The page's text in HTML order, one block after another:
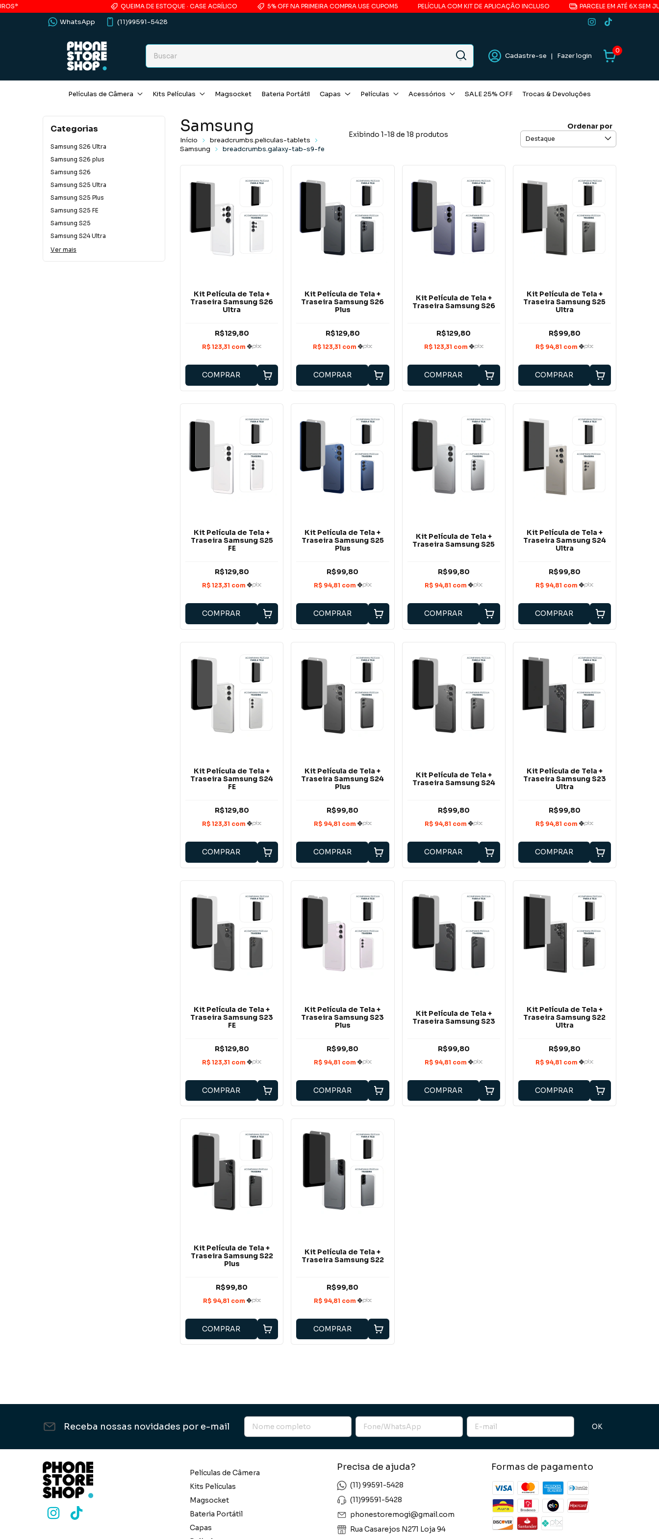
QUEIMA DE ESTOQUE · CASE ACRÍLICO 5% OFF NA PRIMEIRA COMPRA USE CUPOM5 PELÍCULA COM KIT DE APLICAÇÃO INCLUSO PARCELE EM ATÉ 6X SEM JUROS*
WhatsApp (11)99591-5428
Cadastre-se | Fazer login
0
Películas de Câmera Kits Películas Magsocket Bateria Portátil Capas Películas Acessórios SALE 25% OFF Trocas & Devoluções
Categorias
Samsung S26 Ultra
Samsung S26 plus
Samsung S26
Samsung S25 Ultra
Samsung S25 Plus
Samsung S25 FE
Samsung S25
Samsung S24 Ultra
Ver mais
Samsung
Início
breadcrumbs.peliculas-tablets
Samsung
breadcrumbs.galaxy-tab-s9-fe
Exibindo 1-18 de 18 produtos
Ordenar por
Kit Película de Tela +
Traseira Samsung S26
Ultra
R$129,80
COMPRAR
Kit Película de Tela +
Traseira Samsung S26
Plus
R$129,80
COMPRAR
Kit Película de Tela +
Traseira Samsung S26
R$129,80
COMPRAR
Kit Película de Tela +
Traseira Samsung S25
Ultra
R$99,80
COMPRAR
Kit Película de Tela +
Traseira Samsung S25
FE
R$129,80
COMPRAR
Kit Película de Tela +
Traseira Samsung S25
Plus
R$99,80
COMPRAR
Kit Película de Tela +
Traseira Samsung S25
R$99,80
COMPRAR
Kit Película de Tela +
Traseira Samsung S24
Ultra
R$99,80
COMPRAR
Kit Película de Tela +
Traseira Samsung S24
FE
R$129,80
COMPRAR
Kit Película de Tela +
Traseira Samsung S24
Plus
R$99,80
COMPRAR
Kit Película de Tela +
Traseira Samsung S24
R$99,80
COMPRAR
Kit Película de Tela +
Traseira Samsung S23
Ultra
R$99,80
COMPRAR
Kit Película de Tela +
Traseira Samsung S23
FE
R$129,80
COMPRAR
Kit Película de Tela +
Traseira Samsung S23
Plus
R$99,80
COMPRAR
Kit Película de Tela +
Traseira Samsung S23
R$99,80
COMPRAR
Kit Película de Tela +
Traseira Samsung S22
Ultra
R$99,80
COMPRAR
Kit Película de Tela +
Traseira Samsung S22
Plus
R$99,80
COMPRAR
Kit Película de Tela +
Traseira Samsung S22
R$99,80
COMPRAR
Receba nossas novidades por e-mail
Películas de Câmera
Kits Películas
Magsocket
Bateria Portátil
Capas
Precisa de ajuda?
(11) 99591-5428
(11)99591-5428
phonestoremogi@gmail.com
Rua Casarejos N271 Loja 94
Formas de pagamento